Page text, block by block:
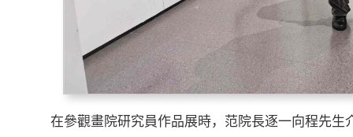
在參觀畫院研究員作品展時，范院長逐一向程先